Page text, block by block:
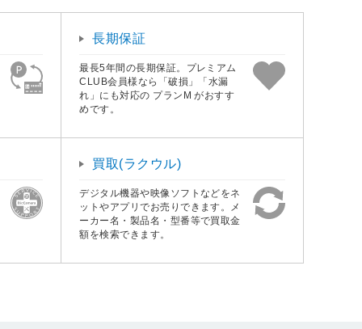
長期保証
最長5年間の長期保証。プレミアム
CLUB会員様なら「破損」「水漏
れ」にも対応の プランM がおすす
めです。
買取(ラクウル)
デジタル機器や映像ソフトなどをネ
ットやアプリでお売りできます。メ
ーカー名・製品名・型番等で買取金
額を検索できます。